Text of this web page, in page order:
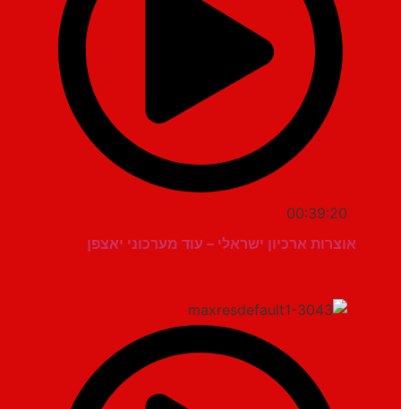
00:39:20
אוצרות ארכיון ישראלי – עוד מערכוני יאצפן